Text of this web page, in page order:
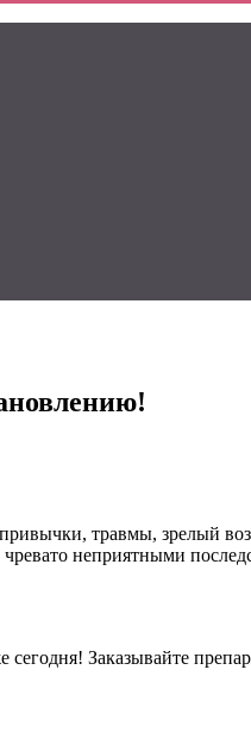
травмы, зрелый
неприятными
сегодня! Заказывайте